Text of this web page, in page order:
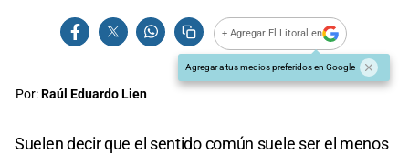
+ Agregar El Litoral en
Agregar a tus medios preferidos en Google
Por:Raúl Eduardo Lien
Suelen decir que el sentido común suele ser el menos